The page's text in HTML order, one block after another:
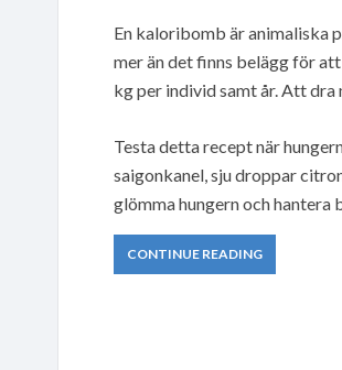
En kaloribomb är animaliska
mer än det finns belägg för
kg per individ samt år. Att
Testa detta recept när
saigonkanel, sju droppar
glömma hungern och
CONTINUE READING